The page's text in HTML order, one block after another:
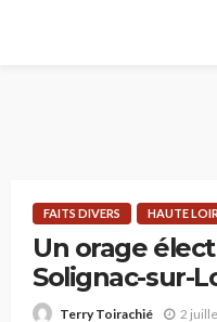
FAITS DIVERS HAUTE
Un orage
Solignac-sur-
Terry Toirachié 2